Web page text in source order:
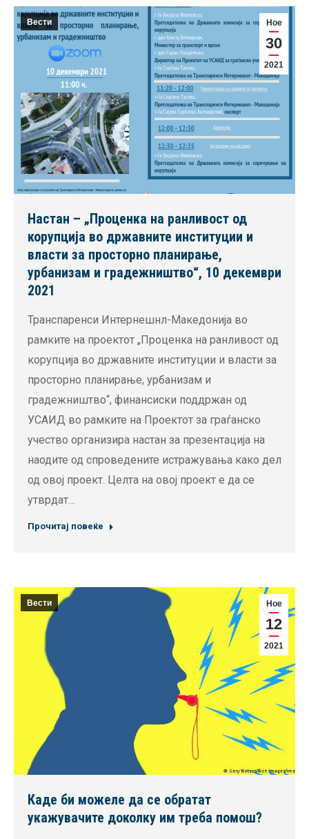
Ное
30
2021
Вести
Настан – „Проценка на ранливост од
корупција во државните институции и
власти за просторно планирање,
урбанизам и градежништво“, 10 декември
2021
Транспаренси Интернешнл-Македонија во
рамките на проектот „Проценка на ранливост од
корупција во државните институции и власти за
просторно планирање, урбанизам и
градежништво“, финансиски поддржан од
УСАИД во рамките на Проектот за граѓанско
учество организира настан за презентација на
наодите од спроведените истражувања како дел
од овој проект. Целта на овој проект е да се
утврдат…
Прочитај повеќе
Ное
12
2021
Вести
Каде би можеле да се обратат
укажувачите доколку им треба помош?